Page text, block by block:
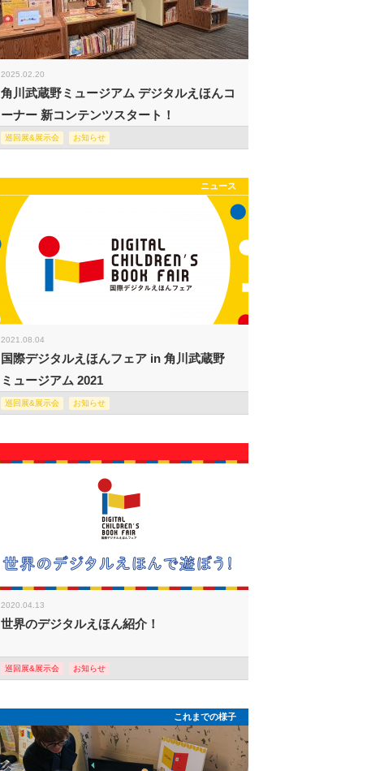
2025.02.20
角川武蔵野ミュージアム デジタルえほんコ
ーナー 新コンテンツスタート！
巡回展&展示会 お知らせ
ニュース
2021.08.04
国際デジタルえほんフェア in 角川武蔵野
ミュージアム 2021
巡回展&展示会 お知らせ
2020.04.13
世界のデジタルえほん紹介！
巡回展&展示会 お知らせ
これまでの様子